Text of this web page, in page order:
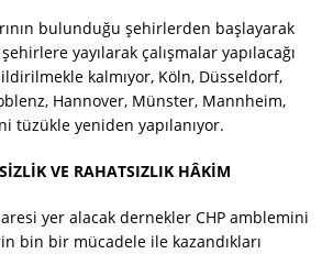
bulunduğu şehirlerden başlayarak
yayılarak çalışmalar yapılacağı
kalmıyor, Köln, Düsseldorf,
Hannover, Münster, Mannheim,
tüzükle yeniden yapılanıyor.
VE RAHATSIZLIK HÂKİM
yer alacak dernekler CHP amblemini
bin bir mücadele ile kazandıkları